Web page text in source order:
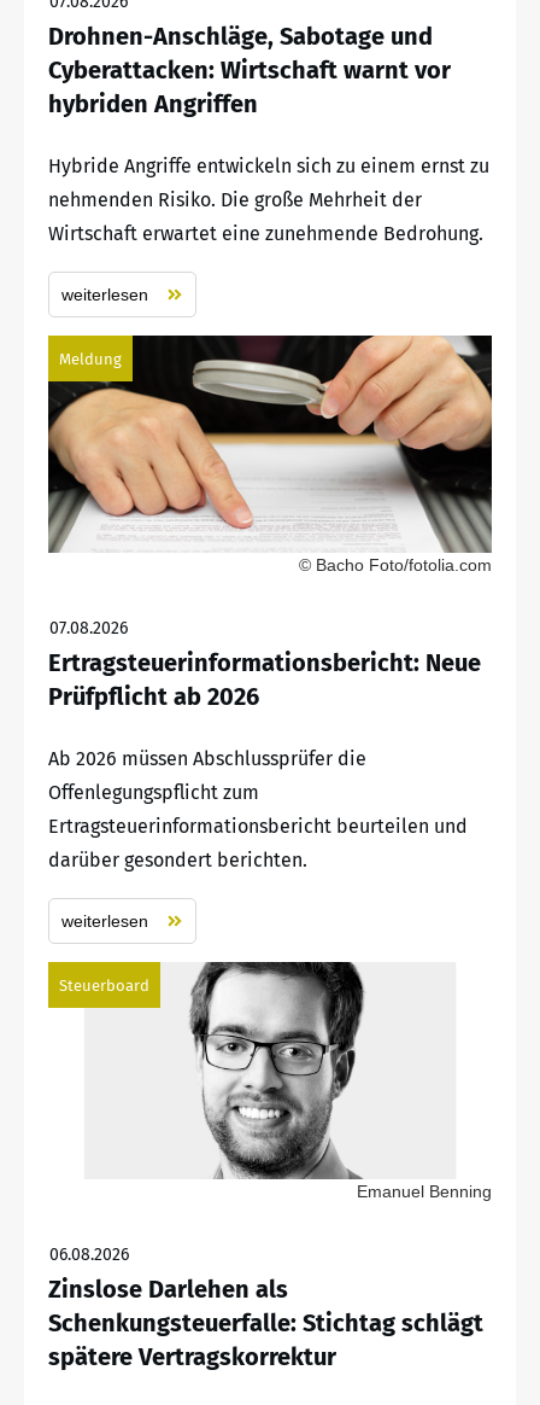
Drohnen-Anschläge, Sabotage und
Cyberattacken: Wirtschaft warnt vor
hybriden Angriffen
Hybride Angriffe entwickeln sich zu einem ernst zu
nehmenden Risiko. Die große Mehrheit der
Wirtschaft erwartet eine zunehmende Bedrohung.
weiterlesen
Meldung
© Bacho Foto/fotolia.com
07.08.2026
Ertragsteuerinformationsbericht: Neue
Prüfpflicht ab 2026
Ab 2026 müssen Abschlussprüfer die
Offenlegungspflicht zum
Ertragsteuerinformationsbericht beurteilen und
darüber gesondert berichten.
weiterlesen
Steuerboard
Emanuel Benning
06.08.2026
Zinslose Darlehen als
Schenkungsteuerfalle: Stichtag schlägt
spätere Vertragskorrektur